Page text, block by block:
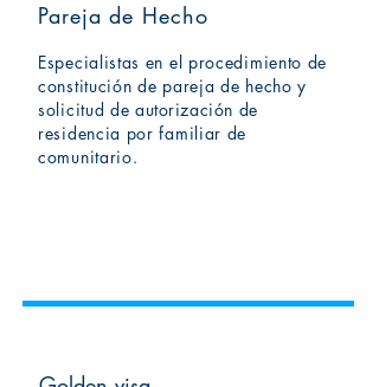
Pareja de Hecho
Especialistas en el procedimiento de
constitución de pareja de hecho y
solicitud deautorización de
residencia por familiar de
comunitario.